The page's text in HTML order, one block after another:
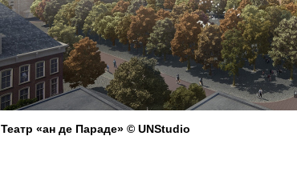
Театр «ан де Параде» © UNStudio